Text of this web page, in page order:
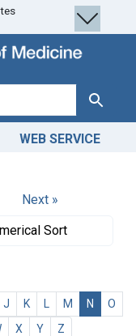
Search
WEB SERVICE
Next »
Sort
J K M N
O
X Y Z